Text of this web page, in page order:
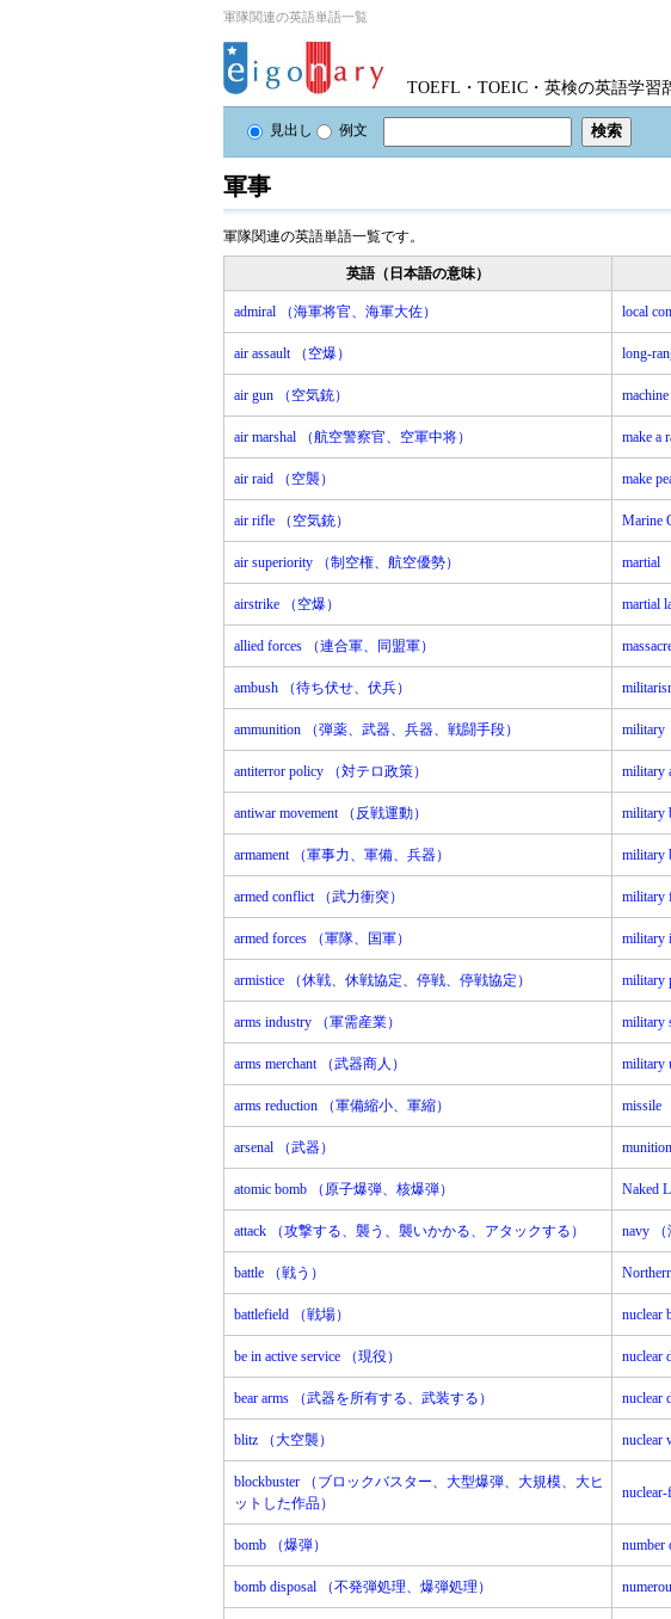
軍隊関連の英語単語一覧
TOEFL・TOEIC・英検の英語学習
見出し 例文
軍事
軍隊関連の英語単語一覧です。
英語（日本語の意味）
admiral （海軍将官、海軍大佐） local
air assault （空爆） long-
air gun （空気銃）
air marshal （航空警察官、空軍中将） make a
air raid （空襲） make
air rifle （空気銃） Marine
air superiority （制空権、航空優勢） martial
airstrike （空爆） martial
allied forces （連合軍、同盟軍）
ambush （待ち伏せ、伏兵）
ammunition （弾薬、武器、兵器、戦闘手段） military
antiterror policy （対テロ政策） military
antiwar movement （反戦運動） military
armament （軍事力、軍備、兵器） military
armed conflict （武力衝突） military
armed forces （軍隊、国軍） military
armistice （休戦、休戦協定、停戦、停戦協定） military
arms industry （軍需産業） military
arms merchant （武器商人） military
arms reduction （軍備縮小、軍縮） missile
arsenal （武器）
atomic bomb （原子爆弾、核爆弾） Naked
attack （攻撃する、襲う、襲いかかる、アタックする） navy （
battle （戦う）
battlefield （戦場） nuclear
be in active service （現役） nuclear
bear arms （武器を所有する、武装する） nuclear
blitz （大空襲） nuclear
blockbuster （ブロックバスター、大型爆弾、大規模、大ヒ
ットした作品）
bomb （爆弾） number
bomb disposal （不発弾処理、爆弾処理）